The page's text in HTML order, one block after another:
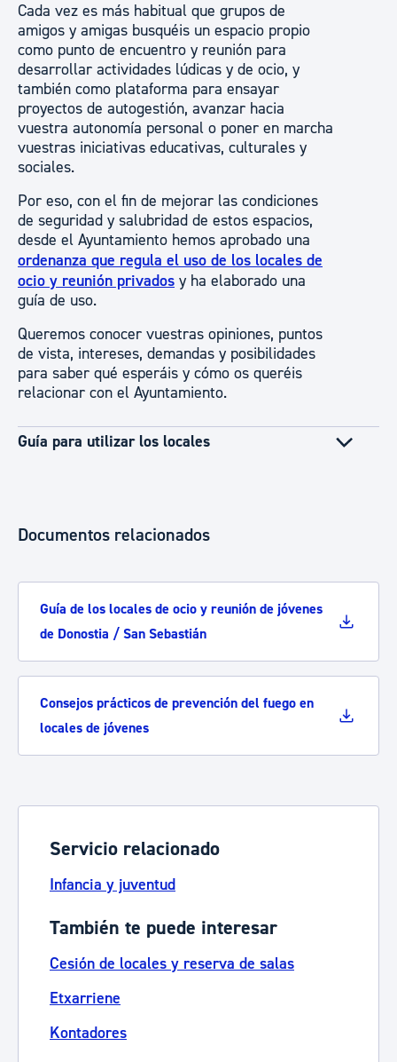
Cada vez es más habitual que grupos de
amigos y amigas busquéis un espacio propio
como punto de encuentro y reunión para
desarrollar actividades lúdicas y de ocio, y
también como plataforma para ensayar
proyectos de autogestión, avanzar hacia
vuestra autonomía personal o poner en marcha
vuestras iniciativas educativas, culturales y
sociales.
Por eso, con el fin de mejorar las condiciones
de seguridad y salubridad de estos espacios,
desde el Ayuntamiento hemos aprobado una
ordenanza que regula el uso de los locales de
ocio y reunión privados y ha elaborado una
guía de uso.
Queremos conocer vuestras opiniones, puntos
de vista, intereses, demandas y posibilidades
para saber qué esperáis y cómo os queréis
relacionar con el Ayuntamiento.
Guía para utilizar los locales
Documentos relacionados
Guía de los locales de ocio y reunión de jóvenes
de Donostia / San Sebastián
Consejos prácticos de prevención del fuego en
locales de jóvenes
Servicio relacionado
Infancia y juventud
También te puede interesar
Cesión de locales y reserva de salas
Etxarriene
Kontadores